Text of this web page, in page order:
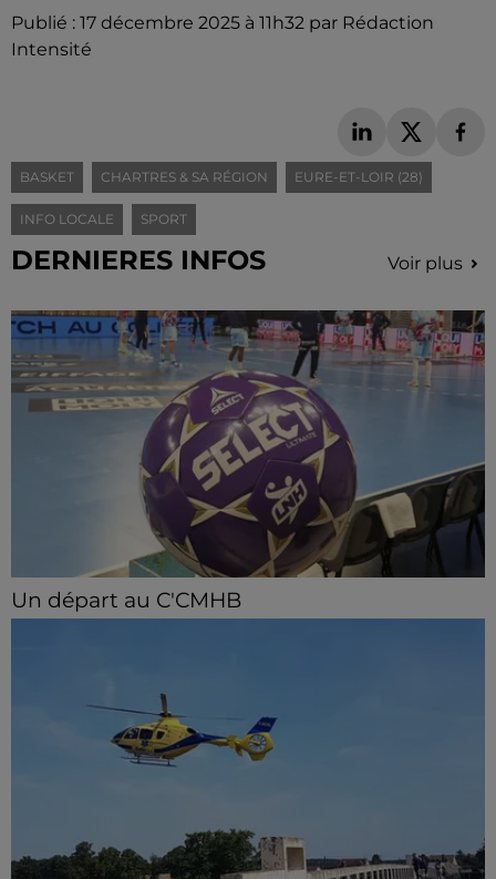
Publié : 17 décembre 2025 à 11h32 par Rédaction
Intensité
BASKET CHARTRES & SA RÉGION EURE-ET-LOIR (28)
INFO LOCALE SPORT
DERNIERES INFOS Voir plus
Un départ au C'CMHB
Le club chartrain a officialisé, vendredi 7 août, le